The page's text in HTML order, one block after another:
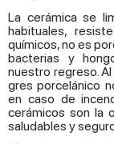
La cerámica se
habituales,
químicos, no es
bacterias y
nuestro regreso.
gres porcelánico
en caso de
cerámicos son la
saludables y